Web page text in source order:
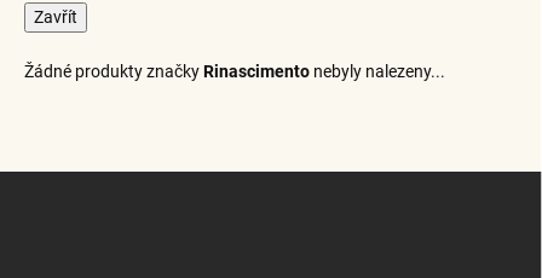
Zavřít
Žádné produkty značkyRinascimento nebyly nalezeny...